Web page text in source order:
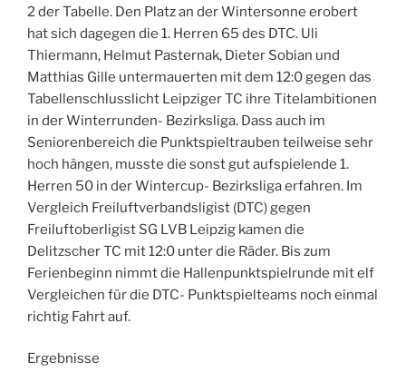
2 der Tabelle. Den Platz an der Wintersonne erobert
hat sich dagegen die 1. Herren 65 des DTC. Uli
Thiermann, Helmut Pasternak, Dieter Sobian und
Matthias Gille untermauerten mit dem 12:0 gegen das
Tabellenschlusslicht Leipziger TC ihre Titelambitionen
in der Winterrunden- Bezirksliga. Dass auch im
Seniorenbereich die Punktspieltrauben teilweise sehr
hoch hängen, musste die sonst gut aufspielende 1.
Herren 50 in der Wintercup- Bezirksliga erfahren. Im
Vergleich Freiluftverbandsligist (DTC) gegen
Freiluftoberligist SG LVB Leipzig kamen die
Delitzscher TC mit 12:0 unter die Räder. Bis zum
Ferienbeginn nimmt die Hallenpunktspielrunde mit elf
Vergleichen für die DTC- Punktspielteams noch einmal
richtig Fahrt auf.
Ergebnisse